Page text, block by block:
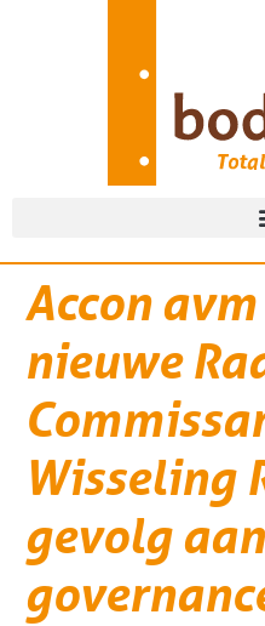
Accon
nieuwe
Wisseling
gevolg